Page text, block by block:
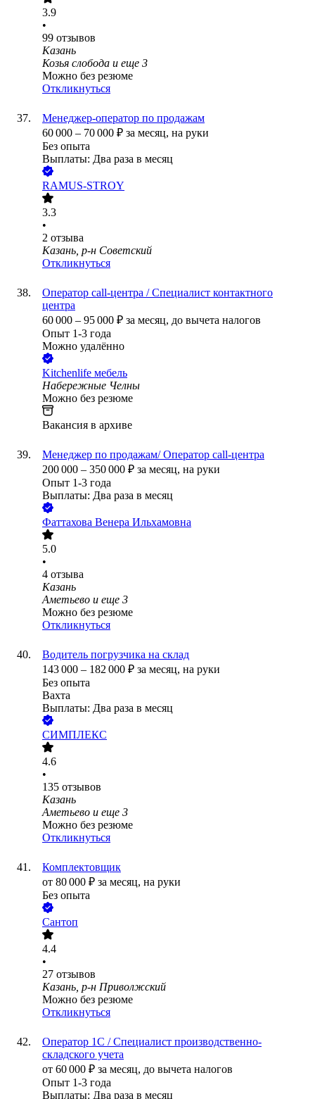
3.9
•
99 отзывов
Казань
Козья слобода и еще 3
Можно без резюме
Откликнуться
Менеджер-оператор по продажам
60 000 – 70 000 ₽ за месяц, на руки
Без опыта
Выплаты: Два раза в месяц
RAMUS-STROY
3.3
•
2 отзыва
Казань, р-н Советский
Откликнуться
Оператор call-центра / Специалист контактного
центра
60 000 – 95 000 ₽ за месяц, до вычета налогов
Опыт 1-3 года
Можно удалённо
Kitchenlife мебель
Набережные Челны
Можно без резюме
Вакансия в архиве
Менеджер по продажам/ Оператор call-центра
200 000 – 350 000 ₽ за месяц, на руки
Опыт 1-3 года
Выплаты: Два раза в месяц
Фаттахова Венера Ильхамовна
5.0
•
4 отзыва
Казань
Аметьево и еще 3
Можно без резюме
Откликнуться
Водитель погрузчика на склад
143 000 – 182 000 ₽ за месяц, на руки
Без опыта
Вахта
Выплаты: Два раза в месяц
СИМПЛЕКС
4.6
•
135 отзывов
Казань
Аметьево и еще 3
Можно без резюме
Откликнуться
Комплектовщик
от 80 000 ₽ за месяц, на руки
Без опыта
Сантоп
4.4
•
27 отзывов
Казань, р-н Приволжский
Можно без резюме
Откликнуться
Оператор 1С / Специалист производственно-
складского учета
от 60 000 ₽ за месяц, до вычета налогов
Опыт 1-3 года
Выплаты: Два раза в месяц